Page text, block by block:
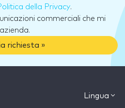
della Privacy.
commerciali che mi
richiesta »
Lingua